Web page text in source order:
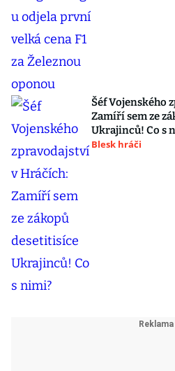
Šéf Vojenského
Zamíří sem ze
Ukrajinců! Co s
Blesk hráči